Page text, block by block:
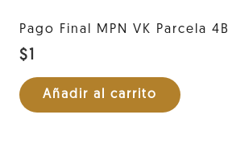
Pago Final MPN VK Parcela 4B
$1
Añadir al carrito